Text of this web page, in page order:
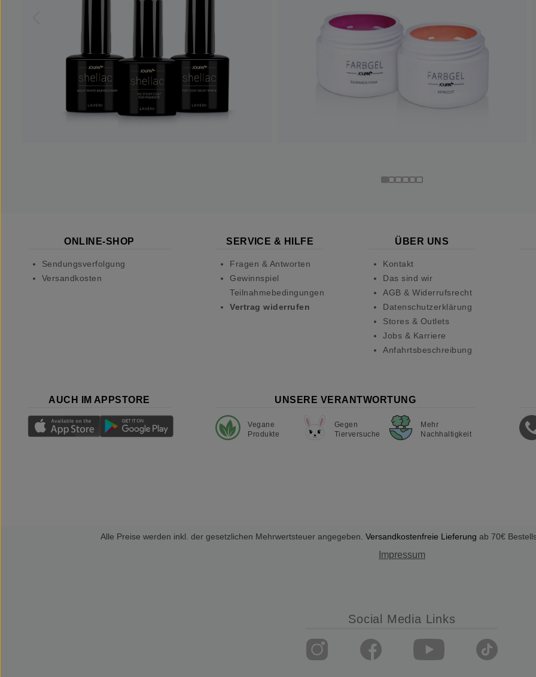
ONLINE-SHOP
Sendungsverfolgung
Versandkosten
SERVICE & HILFE
Fragen & Antworten
Gewinnspiel
Teilnahmebedingungen
Vertrag widerrufen
ÜBER UNS
Kontakt
Das sind wir
AGB & Widerrufsrecht
Datenschutzerklärung
Stores & Outlets
Jobs & Karriere
Anfahrtsbeschreibung
AUCH IM APPSTORE UNSERE VERANTWORTUNG
Vegane
Produkte
Gegen
Tierversuche
Mehr
Nachhaltigkeit
Alle Preise werden inkl. der gesetzlichen Mehrwertsteuer angegeben. Versandkostenfreie Lieferung ab 70€
Impressum
Social Media Links